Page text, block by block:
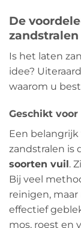
De
Is het laten
idee?
waarom u
Geschikt voor
Een
zandstralen is
soorten vuil .
Bij veel
reinigen,
effectief
mos, roest en